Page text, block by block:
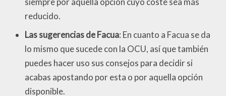
reducido.
Las sugerencias de Facua: En cuanto a Facua se da
lo mismo que sucede con la OCU, así que también
puedes hacer uso sus consejos para decidir si
acabas apostando por esta o por aquella opción
disponible.